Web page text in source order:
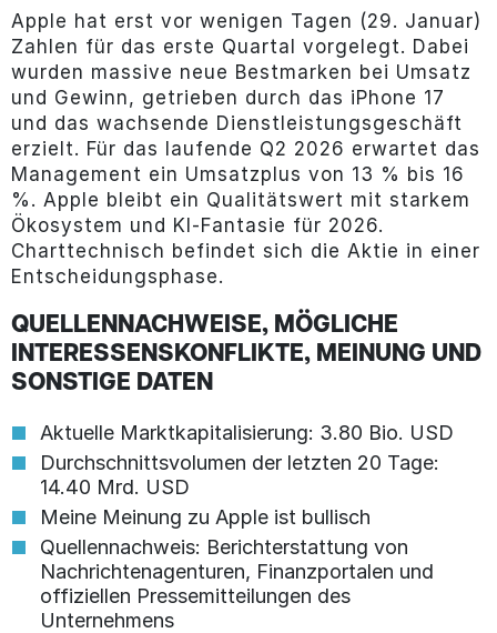
Apple hat erst vor wenigen Tagen (29. Januar)
Zahlen für das erste Quartal vorgelegt. Dabei
wurden massive neue Bestmarken bei Umsatz
und Gewinn, getrieben durch das iPhone 17
und das wachsende Dienstleistungsgeschäft
erzielt. Für das laufende Q2 2026 erwartet das
Management ein Umsatzplus von 13 % bis 16
%. Apple bleibt ein Qualitätswert mit starkem
Ökosystem und KI-Fantasie für 2026.
Charttechnisch befindet sich die Aktie in einer
Entscheidungsphase.
QUELLENNACHWEISE, MÖGLICHE
INTERESSENSKONFLIKTE, MEINUNG UND
SONSTIGE DATEN
Aktuelle Marktkapitalisierung: 3.80 Bio. USD
Durchschnittsvolumen der letzten 20 Tage:
14.40 Mrd. USD
Meine Meinung zu Apple ist bullisch
Quellennachweis: Berichterstattung von
Nachrichtenagenturen, Finanzportalen und
offiziellen Pressemitteilungen des
Unternehmens